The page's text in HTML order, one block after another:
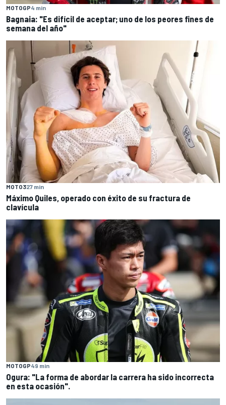
MOTOGP4 min
Bagnaia: "Es difícil de aceptar; uno de los peores fines de
semana del año"
MOTO327 min
Máximo Quiles, operado con éxito de su fractura de
clavícula
MOTOGP49 min
Ogura: "La forma de abordar la carrera ha sido incorrecta
en esta ocasión".